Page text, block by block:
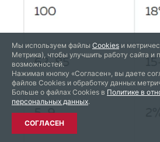
Мы используем файлы Cookies и
Метрика), чтобы улучшить работу сайта и
возможностей.
Нажимая кнопку «Согласен», вы даете
файлов Cookies и обработку данных
Больше о файлах Cookies в Политике в
персональных данных.
СОГЛАСЕН